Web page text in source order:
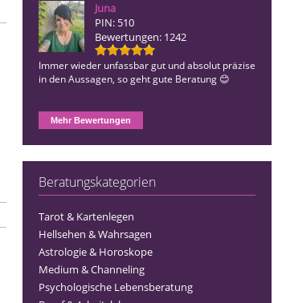
Juna
PIN: 510
Bewertungen: 1242
Immer wieder unfassbar gut und absolut präzise
in den Aussagen, so geht gute Beratung 😊
Mehr Bewertungen
Beratungskategorien
Tarot & Kartenlegen
Hellsehen & Wahrsagen
Astrologie & Horoskope
Medium & Channeling
Psychologische Lebensberatung